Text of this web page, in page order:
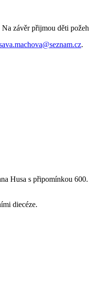
závěr přijmou děti
.
Husa s připomínkou
diecéze.